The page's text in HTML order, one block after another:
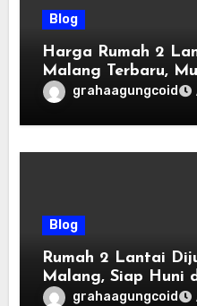
Blog
Harga Rumah 2
Malang Terbaru,
Tahun 2026
grahaagungcoid
Blog
Rumah 2 Lantai
Malang, Siap Huni
Premium | Graha
grahaagungcoid